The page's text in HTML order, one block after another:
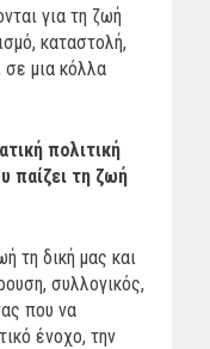
για τη ζωή
καταστολή,
σε μια κόλλα
πολιτική
παίζει τη ζωή
τη δική μας και
συλλογικός,
που να
ένοχο, την